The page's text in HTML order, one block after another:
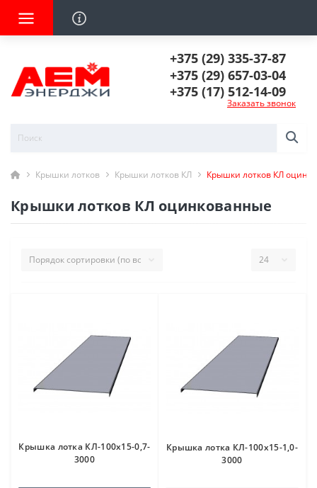
+375 (29) 335-37-87
+375 (29) 657-03-04
+375 (17) 512-14-09
Заказать звонок
Крышки лотков Крышки лотков КЛ Крышки лотков КЛ
Крышки лотков КЛ оцинкованные
Крышка лотка КЛ-100х15-0,7-
3000
Крышка лотка КЛ-100х15-1,0-
3000